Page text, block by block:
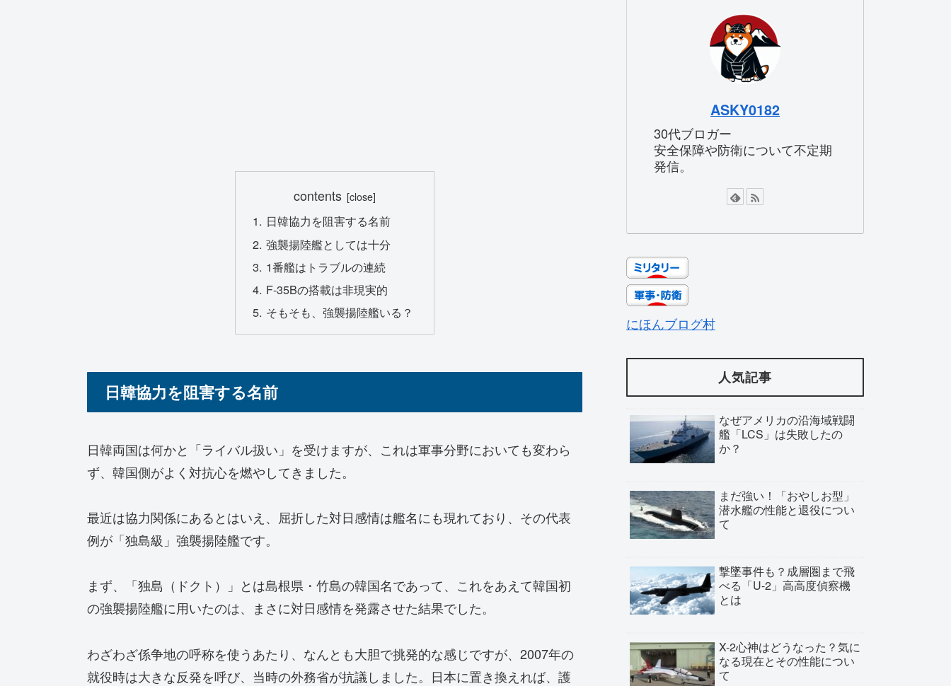
contents
日韓協力を阻害する名前
強襲揚陸艦としては十分
1番艦はトラブルの連続
F-35Bの搭載は非現実的
そもそも、強襲揚陸艦いる？
日韓協力を阻害する名前
日韓両国は何かと「ライバル扱い」を受けますが、これは軍事分野においても変わら
ず、韓国側がよく対抗心を燃やしてきました。
最近は協力関係にあるとはいえ、屈折した対日感情は艦名にも現れており、その代表
例が「独島級」強襲揚陸艦です。
まず、「独島（ドクト）」とは島根県・竹島の韓国名であって、これをあえて韓国初
の強襲揚陸艦に用いたのは、まさに対日感情を発露させた結果でした。
わざわざ係争地の呼称を使うあたり、なんとも大胆で挑発的な感じですが、2007年の
就役時は大きな反発を呼び、当時の外務省が抗議しました。日本に置き換えれば、護
ASKY0182
30代ブロガー
安全保障や防衛について不定期
発信。
にほんブログ村
人気記事
なぜアメリカの沿海域戦闘
艦「LCS」は失敗したの
か？
まだ強い！「おやしお型」
潜水艦の性能と退役につい
て
撃墜事件も？成層圏まで飛
べる「U-2」高高度偵察機
とは
X-2心神はどうなった？気に
なる現在とその性能につい
て